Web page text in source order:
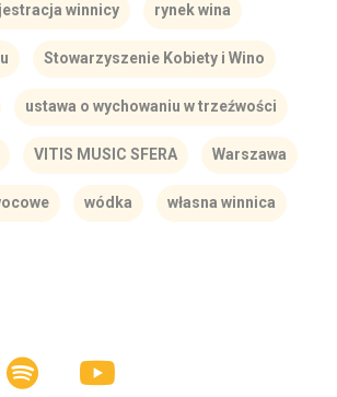
winnicy rynek wina
Stowarzyszenie Kobiety i Wino
ustawa o wychowaniu w trzeźwości
VITIS MUSIC SFERA Warszawa
wódka własna winnica